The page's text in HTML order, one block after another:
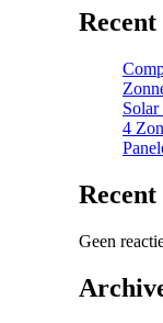
Recent
4
Geen